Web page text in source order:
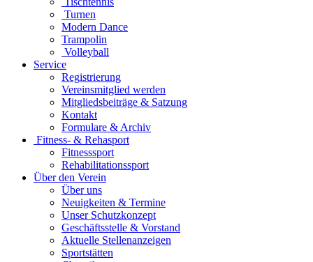
Turnen
Modern Dance
Trampolin
Volleyball
Service
Registrierung
Vereinsmitglied werden
Mitgliedsbeiträge & Satzung
Kontakt
Formulare & Archiv
Fitness- & Rehasport
Fitnesssport
Rehabilitationssport
Über den Verein
Über uns
Neuigkeiten & Termine
Unser Schutzkonzept
Geschäftsstelle & Vorstand
Aktuelle Stellenanzeigen
Sportstätten